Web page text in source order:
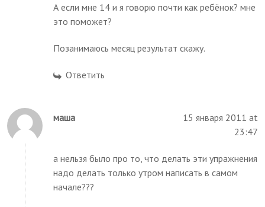
А если мне 14 и я говорю почти как ребёнок? мне
это поможет?
Позанимаюсь месяц результат скажу.
Ответить
маша
15 января 2011 at
23:47
а нельзя было про то, что делать эти упражнения
надо делать только утром написать в самом
начале???